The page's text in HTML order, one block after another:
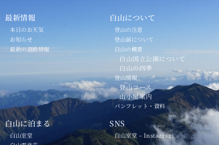
最新情報
本日のお天気
お知らせ
最新の道路情報
白山について
登山の注意
登山届について
白山の概要
白山国立公園について
白山の四季
登山情報
登山コース
山小屋案内
パンフレット・資料
白山に泊まる
白山室堂
SNS
白山室堂 – Instagram